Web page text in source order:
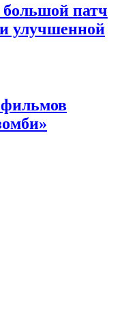
патч
улучшенной